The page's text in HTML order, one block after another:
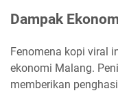
Dampak
Fenomena kopi viral
ekonomi Malang.
memberikan